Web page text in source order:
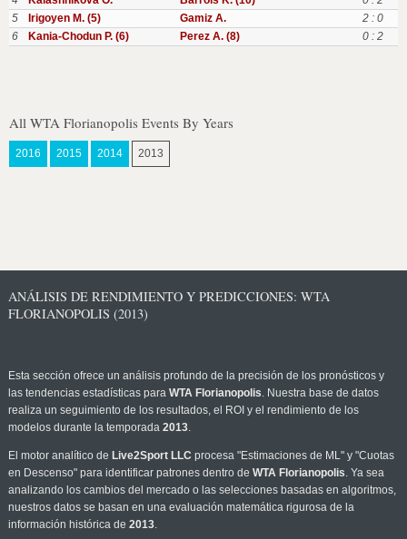
5
Irigoyen M. (5) Gamiz A.
2 : 0
6
Kania-Chodun P. (6) Perez A. (8) 0 : 2
All WTA Florianopolis Events By Years
2016 2015 2014 2013
ANÁLISIS DE RENDIMIENTO Y PREDICCIONES: WTA
FLORIANOPOLIS (2013)
Esta sección ofrece un análisis profundo de la precisión de los pronósticos y
las tendencias estadísticas para WTA Florianopolis. Nuestra base de datos
realiza un seguimiento de los resultados, el ROI y el rendimiento de los
modelos durante la temporada 2013.
El motor analítico de Live2Sport LLC procesa "Estimaciones de ML" y "Cuotas
en Descenso" para identificar patrones dentro de WTA Florianopolis. Ya sea
analizando los cambios del mercado o las selecciones basadas en algoritmos,
nuestros datos se basan en una evaluación matemática rigurosa de la
información histórica de 2013.